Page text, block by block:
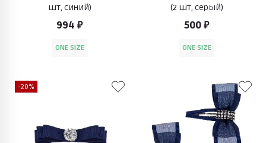
шт, синий)
994 ₽
ONE SIZE
(2 шт, серый)
500 ₽
ONE SIZE
-20%